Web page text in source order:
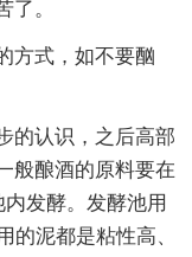
。
方式，如不要酗
的认识，之后高部
般酿酒的原料要在
发酵。发酵池用
的泥都是粘性高、